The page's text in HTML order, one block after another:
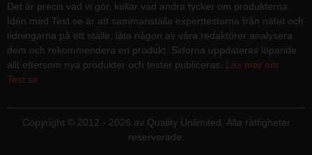
Det är precis vad vi gör, kollar vad andra tycker om produkterna.
Idén med Test.se är att sammanställa experttesterna från nätet och
tidningarna på ett ställe, låta någon av våra redaktörer analysera
dem och rekommendera en produkt. Sidorna uppdateras löpande
allt eftersom nya produkter och tester publiceras. Läs mer om
Test.se
Copyright © 2012 - 2026 av Quality Unlimited. Alla rättigheter
reserverade.